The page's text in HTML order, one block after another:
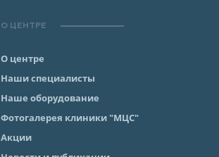
О ЦЕНТРЕ
О центре
Наши специалисты
Наше оборудование
Фотогалерея клиники "МЦС"
Акции